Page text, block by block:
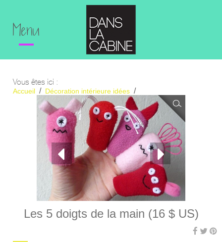
Menu
Vous êtes ici :
Accueil Décoration intérieure idées
La St-Valentin pour les petits.
Les 5 doigts de la main (16 $ US)